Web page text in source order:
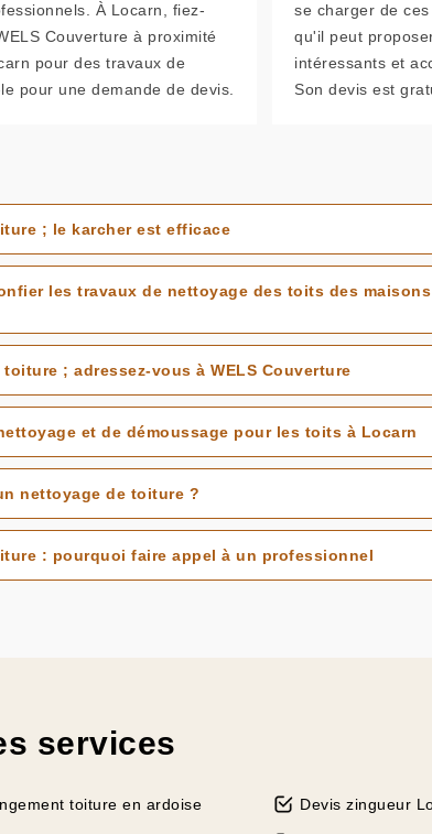
À Locarn, fiez-
Couverture à proximité
pour des travaux de
pour une demande de devis.
se charger de
qu'il peut
intéressants et
Son devis est
; le karcher est efficace
les travaux de nettoyage des toits des
toiture ; adressez-vous à WELS Couverture
et de démoussage pour les toits à Locarn
nettoyage de toiture ?
: pourquoi faire appel à un professionnel
services
toiture en ardoise
Devis zingueur